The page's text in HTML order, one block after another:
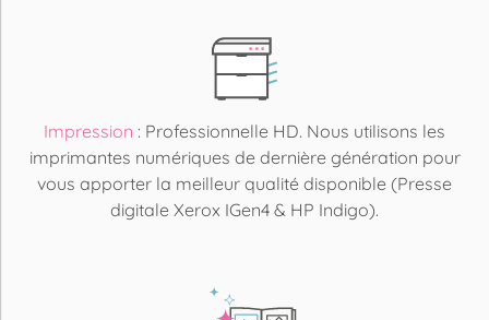
Impression : Professionnelle HD. Nous utilisons les
imprimantes numériques de dernière génération pour
vous apporter la meilleur qualité disponible (Presse
digitale Xerox IGen4 & HP Indigo).